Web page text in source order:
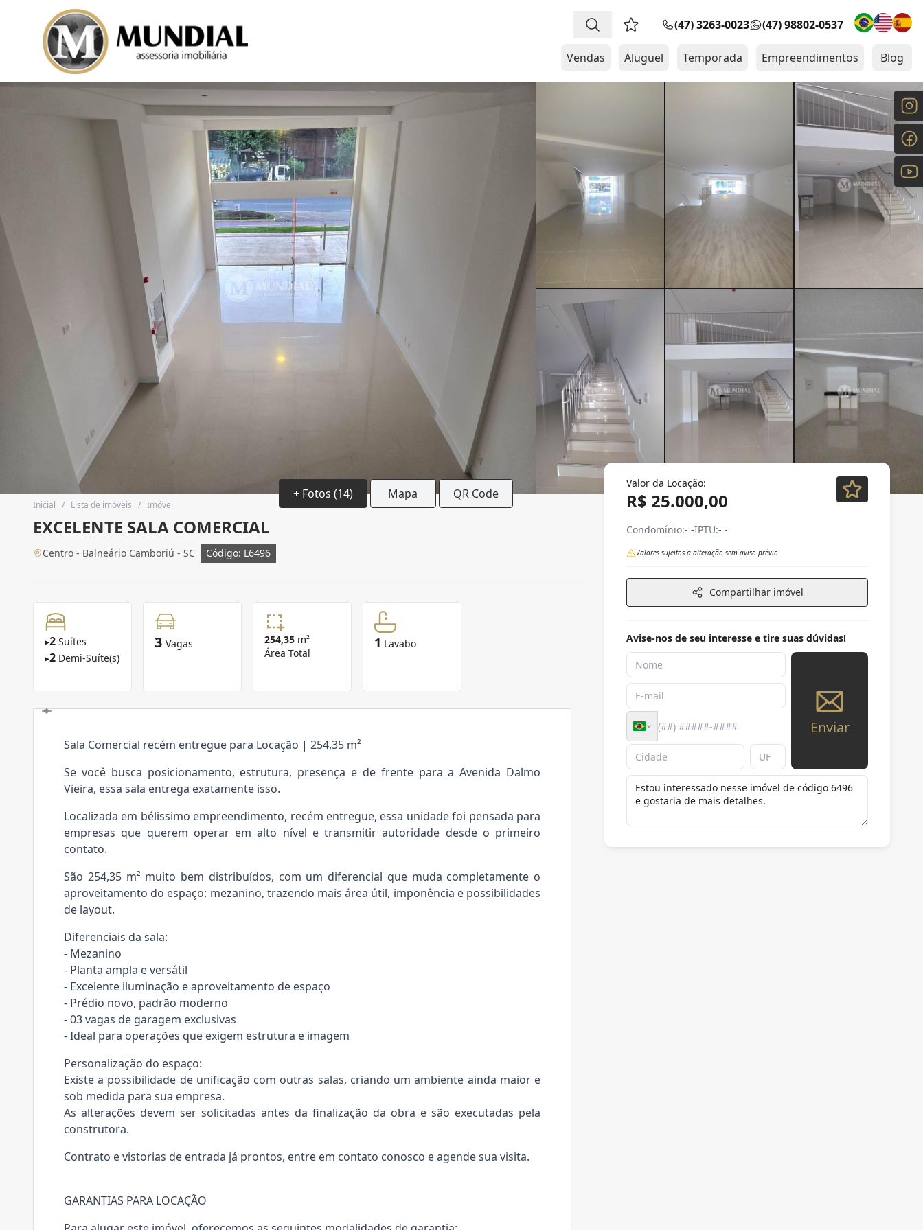
Favoritos (0 itens)
(47) 3263-0023 (47) 98802-0537
Vendas Aluguel Temporada Empreendimentos Blog
+ Fotos (14) Mapa QR Code
Inicial / Lista de imóveis / Imóvel
EXCELENTE SALA COMERCIAL
Centro - Balneário Camboriú - SC Código: L6496
▸2 Suítes
▸2 Demi-Suíte(s)
3 Vagas 254,35 m²
Área Total
1 Lavabo
Sala Comercial recém entregue para Locação | 254,35 m²
Se você busca posicionamento, estrutura, presença e de frente para a Avenida Dalmo
Vieira, essa sala entrega exatamente isso.
Localizada em bélissimo empreendimento, recém entregue, essa unidade foi pensada para
empresas que querem operar em alto nível e transmitir autoridade desde o primeiro
contato.
São 254,35 m² muito bem distribuídos, com um diferencial que muda completamente o
aproveitamento do espaço: mezanino, trazendo mais área útil, imponência e possibilidades
de layout.
Diferenciais da sala:
- Mezanino
- Planta ampla e versátil
- Excelente iluminação e aproveitamento de espaço
- Prédio novo, padrão moderno
- 03 vagas de garagem exclusivas
- Ideal para operações que exigem estrutura e imagem
Personalização do espaço:
Existe a possibilidade de unificação com outras salas, criando um ambiente ainda maior e
sob medida para sua empresa.
As alterações devem ser solicitadas antes da finalização da obra e são executadas pela
construtora.
Contrato e vistorias de entrada já prontos, entre em contato conosco e agende sua visita.
GARANTIAS PARA LOCAÇÃO
Valor da Locação:
R$ 25.000,00
Condomínio:- -IPTU:- -
Valores sujeitos a alteração sem aviso prévio.
Compartilhar imóvel
Avise-nos de seu interesse e tire suas dúvidas!
Enviar